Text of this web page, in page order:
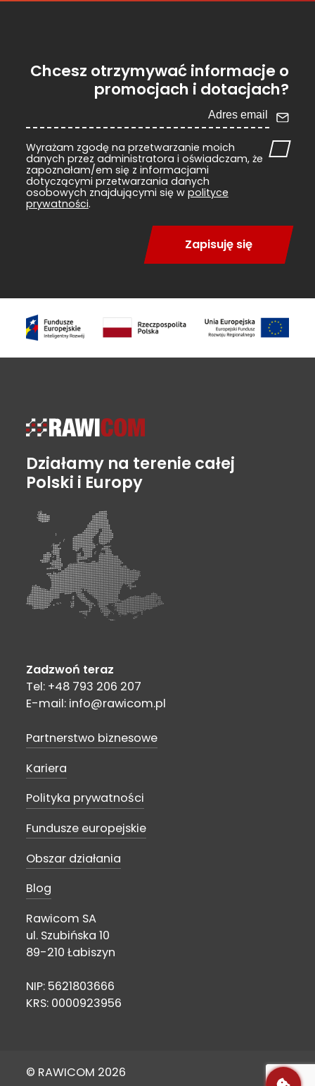
Działamy na terenie całej
Polski i Europy
Zadzwoń teraz
Tel: +48 793 206 207
E-mail: info@rawicom.pl
Partnerstwo biznesowe
Kariera
Polityka prywatności
Fundusze europejskie
Obszar działania
Blog
Rawicom SA
ul. Szubińska 10
89-210 Łabiszyn
NIP: 5621803666
KRS: 0000923956
Chcesz otrzymywać informacje o
promocjach i dotacjach?
Wyrażam zgodę na przetwarzanie moich
danych przez administratora i oświadczam, że
zapoznałam/em się z informacjami
dotyczącymi przetwarzania danych
osobowych znajdującymi się w polityce
prywatności.
Zapisuję się
© RAWICOM 2026